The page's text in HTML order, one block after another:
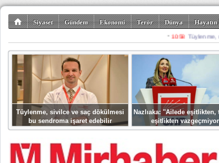
Siyaset Gündem Ekonomi Terör Dünya
Spor Misafir
Tüylenme, sivilce ve saç dökülmesi
bu sendroma işaret edebilir
Nazlıaka: ''Ailede eşitlikten,
eşitlikten